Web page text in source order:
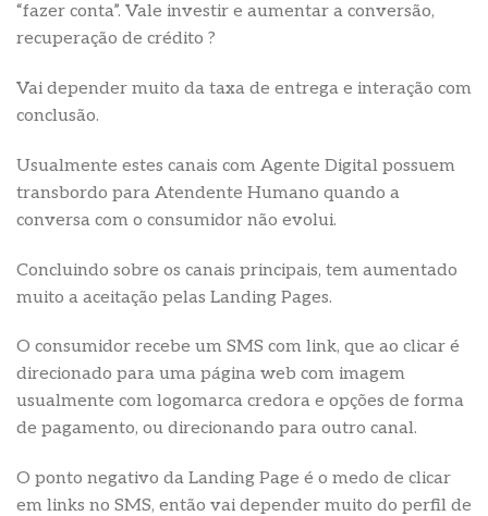
“fazer conta”. Vale investir e aumentar a conversão,
recuperação de crédito ?
Vai depender muito da taxa de entrega e interação com
conclusão.
Usualmente estes canais com Agente Digital possuem
transbordo para Atendente Humano quando a
conversa com o consumidor não evolui.
Concluindo sobre os canais principais, tem aumentado
muito a aceitação pelas Landing Pages.
O consumidor recebe um SMS com link, que ao clicar é
direcionado para uma página web com imagem
usualmente com logomarca credora e opções de forma
de pagamento, ou direcionando para outro canal.
O ponto negativo da Landing Page é o medo de clicar
em links no SMS, então vai depender muito do perfil de